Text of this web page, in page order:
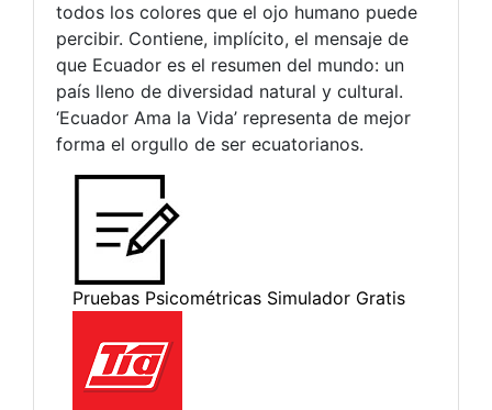
todos los colores que el ojo humano puede
percibir. Contiene, implícito, el mensaje de
que Ecuador es el resumen del mundo: un
país lleno de diversidad natural y cultural.
‘Ecuador Ama la Vida’ representa de mejor
forma el orgullo de ser ecuatorianos.